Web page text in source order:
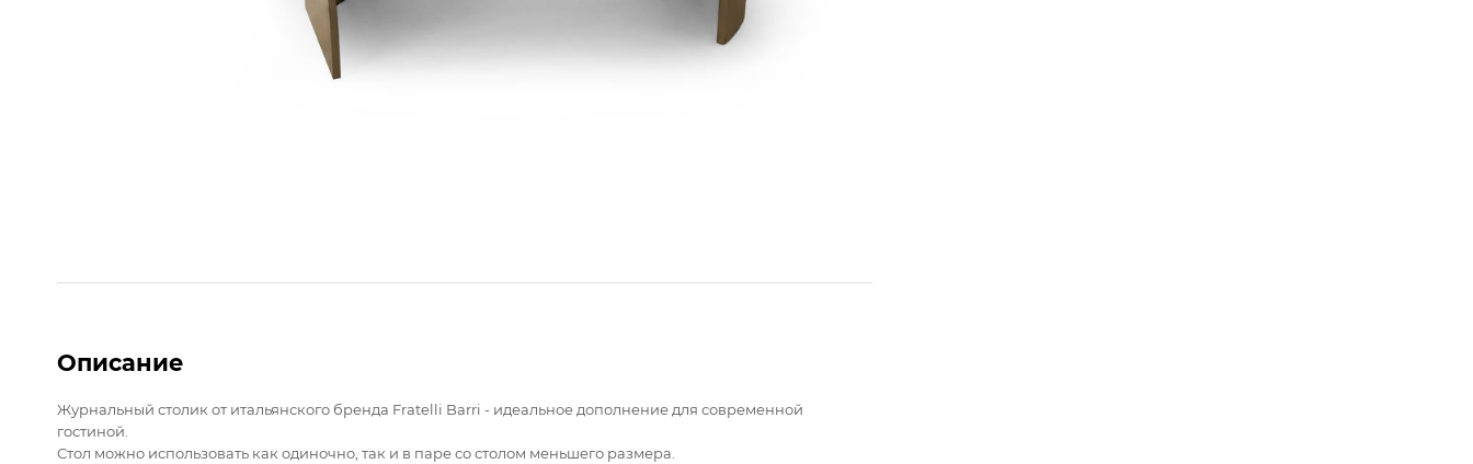
Описание
Журнальный столик от итальянского бренда Fratelli Barri - идеальное дополнение для современной
гостиной.
Стол можно использовать как одиночно, так и в паре со столом меньшего размера.